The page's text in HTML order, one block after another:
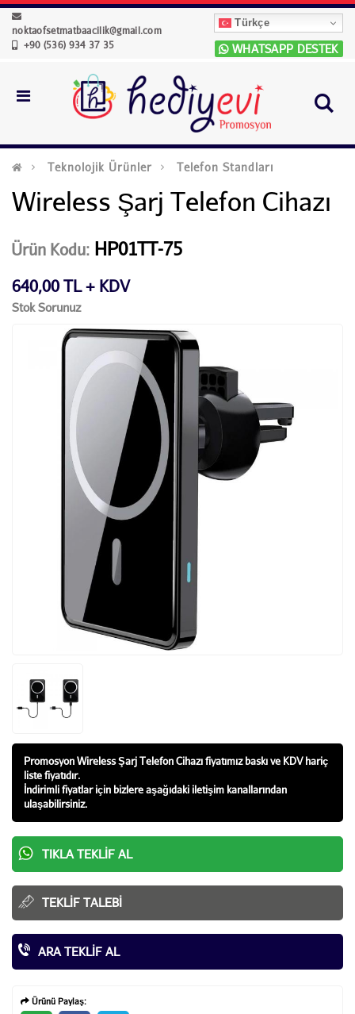
noktaofsetmatbaacilik@gmail.com
+90 (536) 934 37 35
Türkçe
WHATSAPP DESTEK
Teknolojik Ürünler Telefon Standları
Wireless Şarj Telefon Cihazı
Ürün Kodu: HP01TT-75
640,00 TL + KDV
Stok Sorunuz
Promosyon Wireless Şarj Telefon Cihazı fiyatımız baskı ve KDV hariç
liste fiyatıdır.
İndirimli fiyatlar için bizlere aşağıdaki iletişim kanallarından
ulaşabilirsiniz.
TIKLA TEKLIF AL
TEKLIF TALEBI
ARA TEKLIF AL
Ürünü Paylaş: